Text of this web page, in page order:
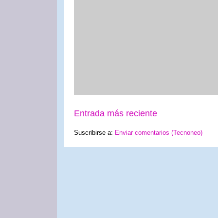
Entrada más reciente
Suscribirse a: Enviar comentarios (Tecnoneo)